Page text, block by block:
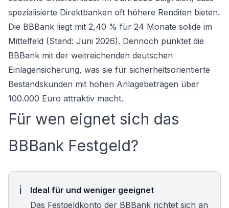
spezialisierte Direktbanken oft höhere Renditen bieten.
Die BBBank liegt mit 2,40 % für 24 Monate solide im
Mittelfeld (Stand: Juni 2026). Dennoch punktet die
BBBank mit der weitreichenden deutschen
Einlagensicherung, was sie für sicherheitsorientierte
Bestandskunden mit hohen Anlagebeträgen über
100.000 Euro attraktiv macht.
Für wen eignet sich das
BBBank Festgeld?
Ideal für und weniger geeignet
Das Festgeldkonto der BBBank richtet sich an